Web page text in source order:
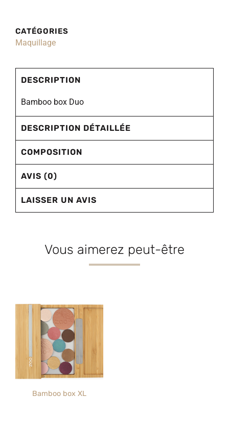
CATÉGORIES
Maquillage
DESCRIPTION
Bamboo box Duo
DESCRIPTION DÉTAILLÉE
COMPOSITION
AVIS (0)
LAISSER UN AVIS
Vous aimerez peut-être
Bamboo box XL